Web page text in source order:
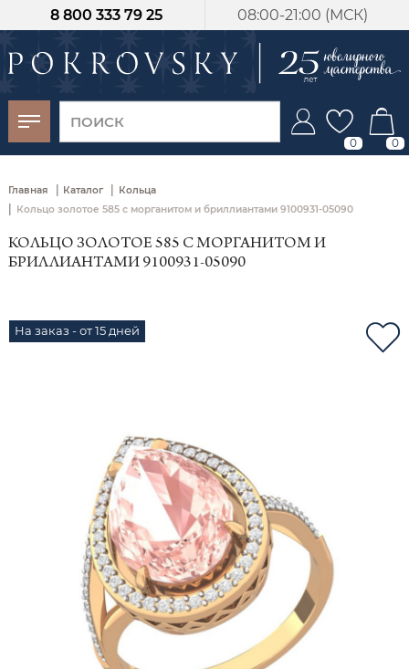
08:00-21:00 (МСК)
8 800 333 79 25
0 0
Главная | Каталог | Кольца
| Кольцо золотое 585 с морганитом и бриллиантами 9100931-05090
КОЛЬЦО ЗОЛОТОЕ 585 С МОРГАНИТОМ И
БРИЛЛИАНТАМИ 9100931-05090
На заказ - от 15 дней
-30%
от 15 дней с
момента оплаты